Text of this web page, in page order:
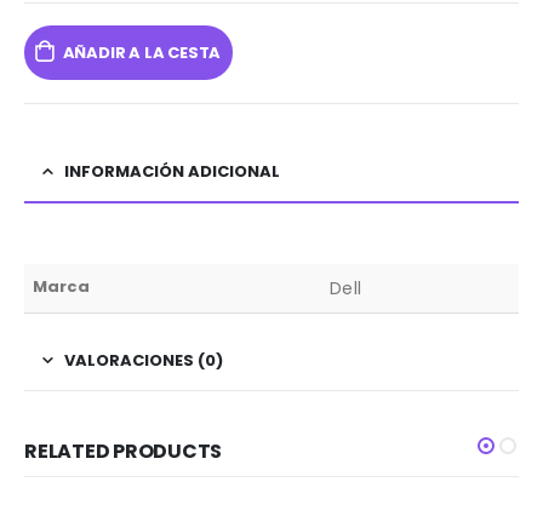
AÑADIR A LA CESTA
INFORMACIÓN ADICIONAL
Marca Dell
VALORACIONES (0)
RELATED PRODUCTS